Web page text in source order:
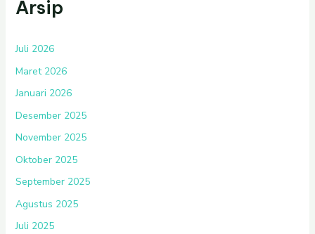
Arsip
Juli 2026
Maret 2026
Januari 2026
Desember 2025
November 2025
Oktober 2025
September 2025
Agustus 2025
Juli 2025